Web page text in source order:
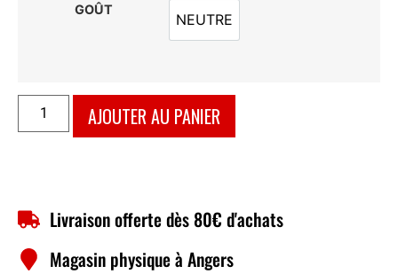
GOÛT
NEUTRE
AJOUTER AU PANIER
Livraison offerte dès 80€ d'achats
Magasin physique à Angers